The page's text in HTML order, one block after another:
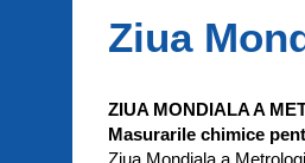
Ziua
ZIUA MONDIALA A
Masurarile chimice
Ziua Mondiala a